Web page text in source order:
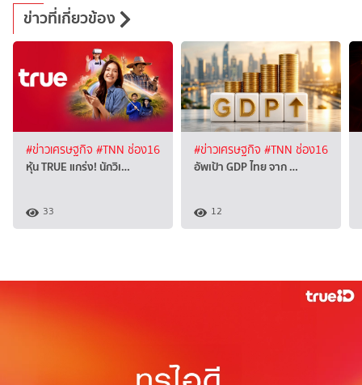
ข่าวที่เกี่ยวข้อง
#ข่าวเศรษฐกิจ #TNN ช่อง16
หุ้น TRUE แกร่ง! นักวิเ…
33
#ข่าวเศรษฐกิจ #TNN ช่อง16
อัพเป้า GDP ไทย จาก …
12